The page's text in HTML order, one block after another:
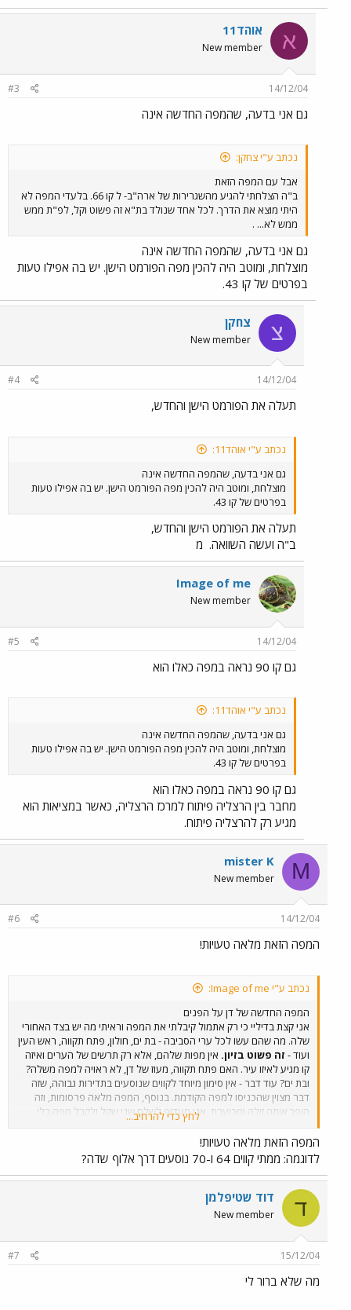
א אוהד11
New member
14/12/04
#3
גם אני בדעה, שהמפה החדשה אינה
נכתב ע"י צחקן:
אבל עם המפה הזאת
ב"ה הצלחתי להגיע מהשגרירות של ארה"ב- ל קו 66. בלעדי המפה לא
היתי מוצא את הדרך. לכל אחד שנולד בת"א זה פשוט וקל, לפ"ת ממש
ממש לא... .
גם אני בדעה, שהמפה החדשה אינה
מוצלחת, ומוטב היה להכין מפה הפורמט הישן. יש בה אפילו טעות
בפרטים של קו 43.
צ צחקן
New member
14/12/04
#4
תעלה את הפורמט הישן והחדש,
נכתב ע"י אוהד11:
גם אני בדעה, שהמפה החדשה אינה
מוצלחת, ומוטב היה להכין מפה הפורמט הישן. יש בה אפילו טעות
בפרטים של קו 43.
תעלה את הפורמט הישן והחדש,
ב"ה ועשה השוואה. מ
Image of me
New member
14/12/04
#5
גם קו 90 נראה במפה כאלו הוא
נכתב ע"י אוהד11:
גם אני בדעה, שהמפה החדשה אינה
מוצלחת, ומוטב היה להכין מפה הפורמט הישן. יש בה אפילו טעות
בפרטים של קו 43.
גם קו 90 נראה במפה כאלו הוא
מחבר בין הרצליה פיתוח למרכז הרצליה, כאשר במציאות הוא
מגיע רק להרצליה פיתוח.
M
mister K
New member
14/12/04
#6
המפה הזאת מלאה טעויות!
נכתב ע"י Image of me:
המפה החדשה של דן על הפנים
אני קצת בדיליי כי רק אתמול קיבלתי את המפה וראיתי מה יש בצד האחורי
שלה. מה שהם עשו לכל ערי הסביבה - בת ים, חולון, פתח תקווה, ראש העין
ועוד - זה פשוט בזיון. אין מפות שלהם, אלא רק תרשים של הערים ואיזה
קו מגיע לאיזו עיר. האם פתח תקווה, מעוז של דן, לא ראויה למפה משלה?
ובת ים? עוד דבר - אין סימון מיוחד לקווים שנוסעים בתדירות גבוהה, שזה
דבר מצוין שהכניסו למפה הקודמת. בנוסף, המפה מלאה פרסומות, וזה
הופך אותה זולה ומכוערת. אני מעדיף לשלם שני שקל ולקבל מפה בלי
פרסומות, אבל מצד שני על מפה בזיונית כזאת לא ראוי לגבות שני שקל.
הדלתות נפתחות לקראתך.
לחץ כדי להרחיב...
המפה הזאת מלאה טעויות!
לדוגמה: ממתי קווים 64 ו-70 נוסעים דרך אלוף שדה?
ד דוד שטיפלמן
New member
15/12/04
#7
מה שלא ברור לי